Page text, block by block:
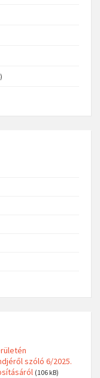
szóló 6/2025.
(106 kB)